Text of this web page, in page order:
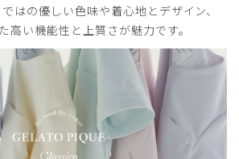
ネイビー/EL
はの優しい色味や着心地とデザイン、
高い機能性と上質さが魅力です。